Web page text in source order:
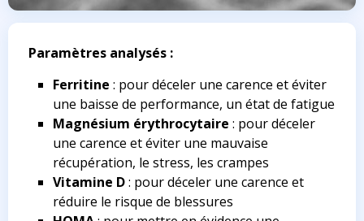
Paramètres analysés :
Ferritine : pour déceler une carence et éviter
une baisse de performance, un état de fatigue
Magnésium érythrocytaire : pour déceler
une carence et éviter une mauvaise
récupération, le stress, les crampes
Vitamine D: pour déceler une carence et
réduire le risque de blessures